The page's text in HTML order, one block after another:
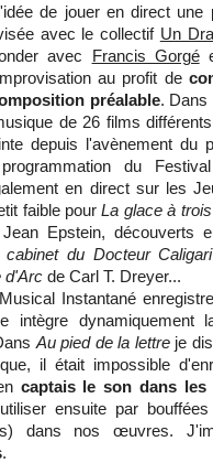
de jouer en direct une
avec le collectif Un
avec Francis Gorgé
au profit de
préalable. Dans
de 26 films
depuis l'avènement du
du
en direct sur les
faible pourLa glace à
Epstein, découverts
cabinet du Docteur Caligari
d'Arc de Carl T. Dreyer...
Instantané
intègre dynamiquement
Au pied de la lettreje dis
il était impossible
captais le son dans
ensuite par
dans nos œuvres.
.